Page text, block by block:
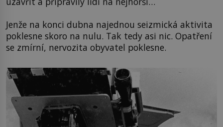
Jenže na konci dubna najednou seizmická aktivita
poklesne skoro na nulu. Tak tedy asi nic. Opatření
se zmírní, nervozita obyvatel poklesne.